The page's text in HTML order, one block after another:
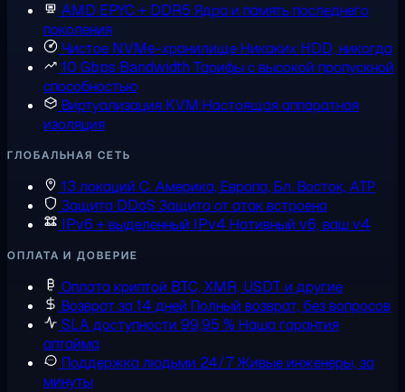
AMD EPYC + DDR5 Ядра и память последнего
поколения
Чистое NVMe-хранилищеНикаких HDD, никогда
10 Gbps Bandwidth Тарифы с высокой пропускной
способностью
Виртуализация KVM Настоящая аппаратная
изоляция
ГЛОБАЛЬНАЯ СЕТЬ
13 локаций С. Америка, Европа, Бл. Восток, АТР
Защита DDoS Защита от атак встроена
IPv6 + выделенный IPv4 Нативный v6, ваш v4
ОПЛАТА И ДОВЕРИЕ
Оплата криптой BTC, XMR, USDT и другие
Возврат за 14 дней Полный возврат, без вопросов
SLA доступности 99,95 % Наша гарантия
аптайма
Поддержка людьми 24/7Живые инженеры, за
минуты